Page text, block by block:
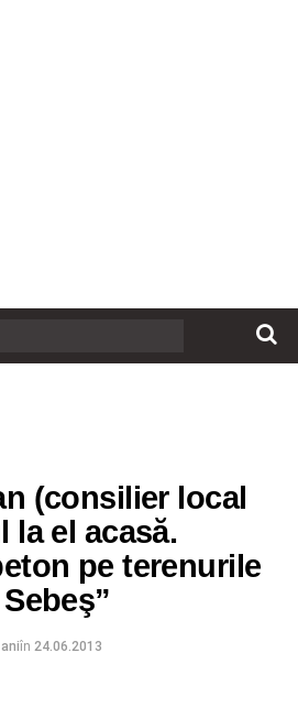
(consilier local
la el acasă.
pe terenurile
în 24.06.2013